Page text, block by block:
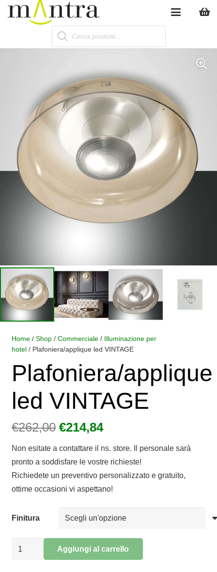
Products
search
Home / Shop / Commerciale / Illuminazione per
hotel / Plafoniera/applique led VINTAGE
Plafoniera/applique
led VINTAGE
€262,00 Il
originale
era:
€262,00.
€214,84Il
attuale
è:
€214,84.
Non esitate a contattare il ns. store. Il personale sarà
pronto a soddisfare le vostre richieste!
Richiedete un preventivo personalizzato e gratuito,
ottime occasioni vi aspettano!
Finitura
Plafoniera/applique
Aggiungi al carrello